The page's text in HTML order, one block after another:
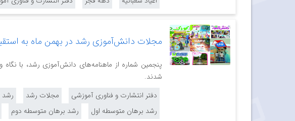
مجلات دانش‌آموزی رشد در بهمن ماه به
پنجمین شماره از ماهنامه‌های دانش‌آموزی رشد، با
شدند.
دفتر انتشارت و فناوری آموزشی
مجلات رشد
رشد برهان متوسطه اول
رشد برهان متوسطه دوم